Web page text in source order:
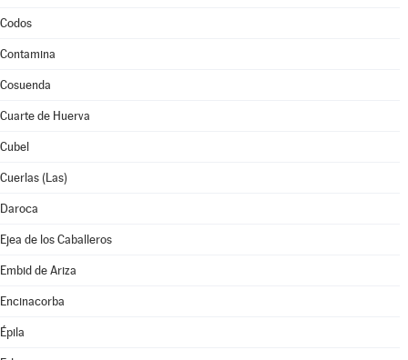
Codos
Contamina
Cosuenda
Cuarte de Huerva
Cubel
Cuerlas (Las)
Daroca
Ejea de los Caballeros
Embid de Ariza
Encinacorba
Épila